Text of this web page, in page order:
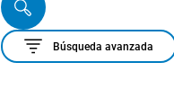
Buscar
Búsqueda avanzada